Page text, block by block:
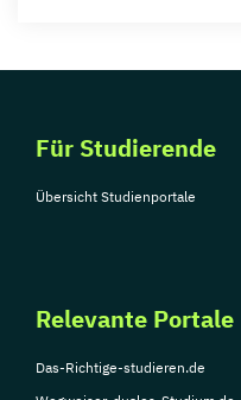
Für Studierende
Übersicht Studienportale
Relevante Portale
Das-Richtige-studieren.de